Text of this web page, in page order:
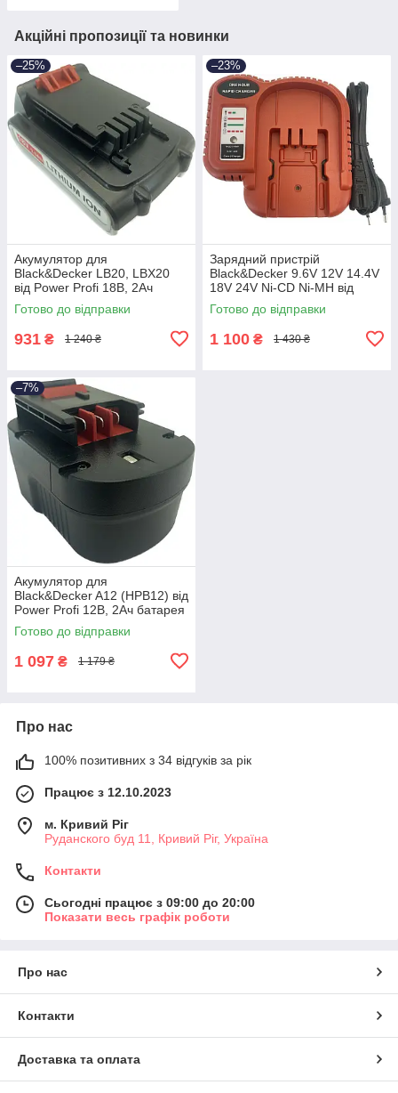
Акційні пропозиції та новинки
–25%
Акумулятор для
Black&Decker LB20, LBX20
від Power Profi 18В, 2Ач
батарея LBXR20,
LB2X4020, SL186K, ASL188K,
Готово до відправки
931 ₴ 1 240 ₴
–23%
Зарядний пристрій
Black&Decker 9.6V 12V 14.4V
18V 24V Ni-CD Ni-MH від
Power Profi
Готово до відправки
1 100 ₴ 1 430 ₴
–7%
Акумулятор для
Black&Decker A12 (HPB12) від
Power Profi 12В, 2Ач батарея
A12E A12EX A12-XJ FS120B,
2
Готово до відправки
1 097 ₴ 1 179 ₴
Про нас
100% позитивних з 34 відгуків за рік
Працює з 12.10.2023
м. Кривий Ріг
Руданского буд 11, Кривий Ріг, Україна
Контакти
Сьогодні працює з 09:00 до 20:00
Показати весь графік роботи
Про нас
Контакти
Доставка та оплата